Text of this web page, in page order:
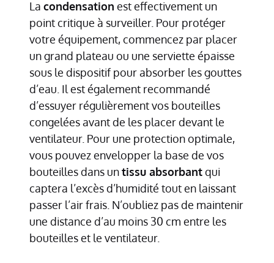
La condensation est effectivement un
point critique à surveiller. Pour protéger
votre équipement, commencez par placer
un grand plateau ou une serviette épaisse
sous le dispositif pour absorber les gouttes
d’eau. Il est également recommandé
d’essuyer régulièrement vos bouteilles
congelées avant de les placer devant le
ventilateur. Pour une protection optimale,
vous pouvez envelopper la base de vos
bouteilles dans untissu absorbantqui
captera l’excès d’humidité tout en laissant
passer l’air frais. N’oubliez pas de maintenir
une distance d’au moins 30 cm entre les
bouteilles et le ventilateur.